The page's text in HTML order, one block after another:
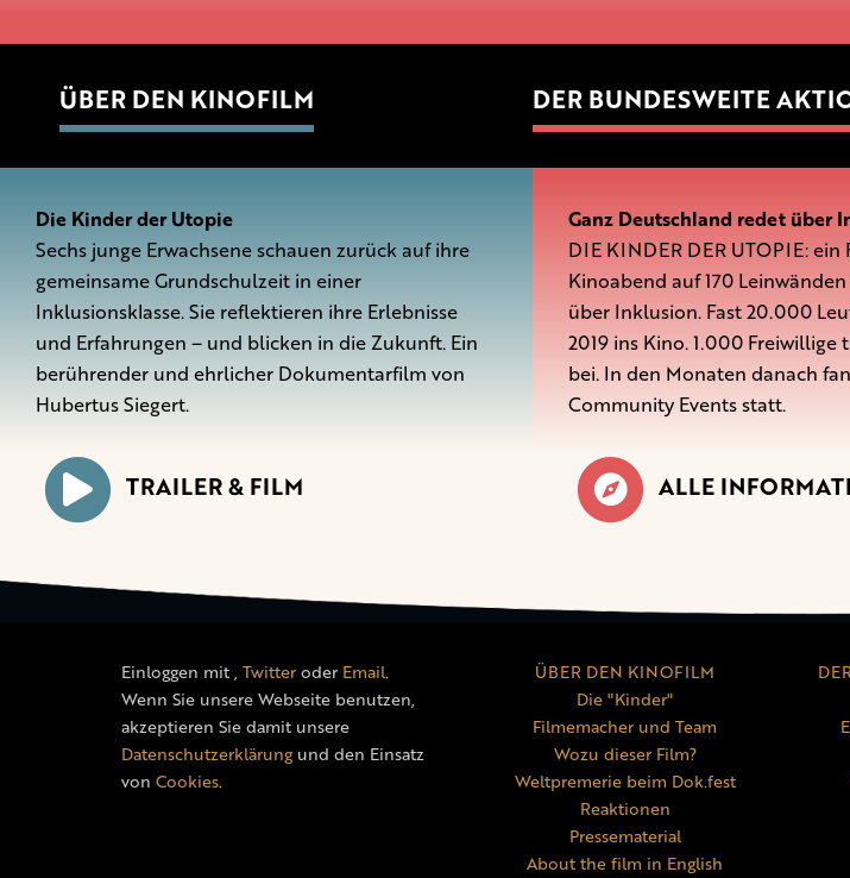
ÜBER DEN KINOFILM
Die Kinder der Utopie
Sechs junge Erwachsene schauen zurück auf ihre
gemeinsame Grundschulzeit in einer
Inklusionsklasse. Sie reflektieren ihre Erlebnisse
und Erfahrungen – und blicken in die Zukunft. Ein
berührender und ehrlicher Dokumentarfilm von
Hubertus Siegert.
TRAILER & FILM
DER BUNDESWEITE
Ganz Deutschland redet über
DIE KINDER DER UTOPIE:
Kinoabend auf 170
über Inklusion. Fast 20.000
2019 ins Kino. 1.000 Freiwillige
bei. In den Monaten danach
Community Events statt.
ALLE
Einloggen mit, Twitteroder Email.
Wenn Sie unsere Webseite benutzen,
akzeptieren Sie damit unsere
Datenschutzerklärungund den Einsatz
von Cookies.
ÜBER DEN KINOFILM
Die "Kinder"
Filmemacher und Team
Wozu dieser Film?
Weltpremerie beim Dok.fest
Reaktionen
Pressematerial
About the film in English